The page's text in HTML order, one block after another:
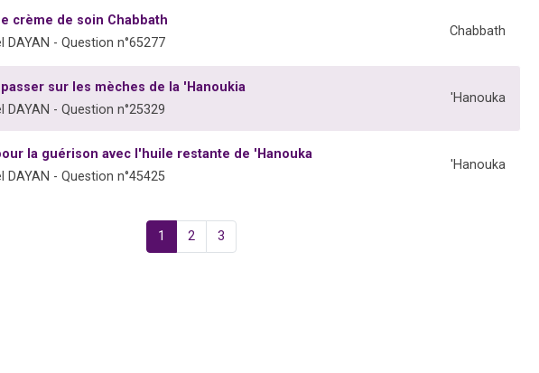
crème de soin Chabbath
DAYAN - Question n°65277
Chabbath
sur les mèches de la 'Hanoukia
DAYAN - Question n°25329
'Hanouka
la guérison avec l'huile restante de 'Hanouka
DAYAN - Question n°45425
'Hanouka
1 2 3